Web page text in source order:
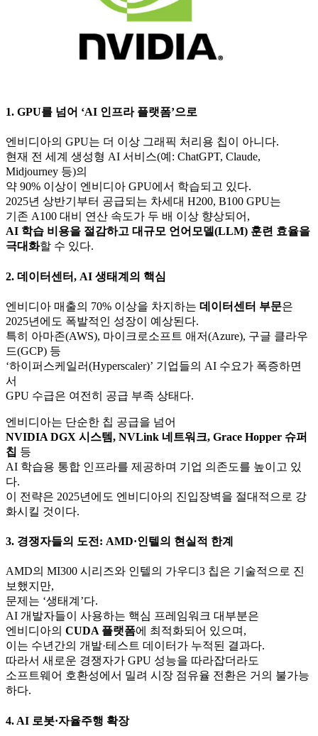
1. GPU를 넘어 ‘AI 인프라 플랫폼’으로
엔비디아의 GPU는 더 이상 그래픽 처리용 칩이 아니다.
현재 전 세계 생성형 AI 서비스(예: ChatGPT, Claude,
Midjourney 등)의
약 90% 이상이 엔비디아 GPU에서 학습되고 있다.
2025년 상반기부터 공급되는 차세대 H200, B100 GPU는
기존 A100 대비 연산 속도가 두 배 이상 향상되어,
AI 학습 비용을 절감하고 대규모 언어모델(LLM) 훈련 효율을
극대화할 수 있다.
2. 데이터센터, AI 생태계의 핵심
엔비디아 매출의 70% 이상을 차지하는 데이터센터 부문은
2025년에도 폭발적인 성장이 예상된다.
특히 아마존(AWS), 마이크로소프트 애저(Azure), 구글 클라우
드(GCP) 등
‘하이퍼스케일러(Hyperscaler)’ 기업들의 AI 수요가 폭증하면
서
GPU 수급은 여전히 공급 부족 상태다.
엔비디아는 단순한 칩 공급을 넘어
NVIDIA DGX 시스템, NVLink 네트워크, Grace Hopper 슈퍼
칩 등
AI 학습용 통합 인프라를 제공하며 기업 의존도를 높이고 있
다.
이 전략은 2025년에도 엔비디아의 진입장벽을 절대적으로 강
화시킬 것이다.
3. 경쟁자들의 도전: AMD·인텔의 현실적 한계
AMD의 MI300 시리즈와 인텔의 가우디3 칩은 기술적으로 진
보했지만,
문제는 ‘생태계’다.
AI 개발자들이 사용하는 핵심 프레임워크 대부분은
엔비디아의 CUDA 플랫폼에 최적화되어 있으며,
이는 수년간의 개발·테스트 데이터가 누적된 결과다.
따라서 새로운 경쟁자가 GPU 성능을 따라잡더라도
소프트웨어 호환성에서 밀려 시장 점유율 전환은 거의 불가능
하다.
4. AI 로봇·자율주행 확장